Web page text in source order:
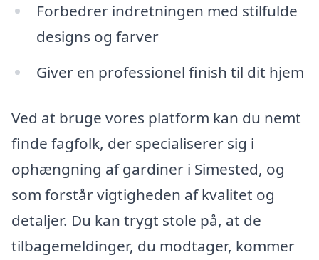
Forbedrer indretningen med stilfulde
designs og farver
Giver en professionel finish til dit hjem
Ved at bruge vores platform kan du nemt
finde fagfolk, der specialiserer sig i
ophængning af gardiner i Simested, og
som forstår vigtigheden af kvalitet og
detaljer. Du kan trygt stole på, at de
tilbagemeldinger, du modtager, kommer